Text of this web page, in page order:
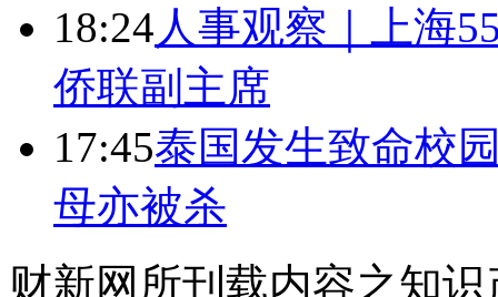
18:24人事观察｜上海
侨联副主席
17:45泰国发生致命校
母亦被杀
财新网所刊载内容之知